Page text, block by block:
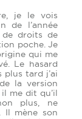
je le vois
de l’année
de droits de
poche. Je
qui me
Le hasard
plus tard j’ai
la version
me dit qu’il
plus, ne
Il mène son